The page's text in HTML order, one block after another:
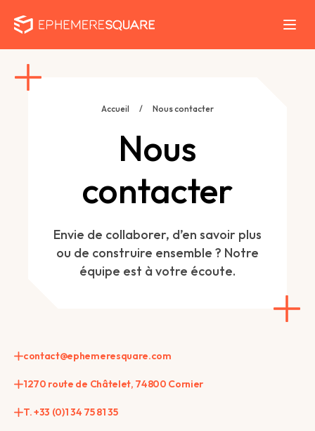
Accueil / Nous contacter
Nous
contacter
Envie de collaborer, d’en savoir plus
ou de construire ensemble ? Notre
équipe est à votre écoute.
contact@ephemeresquare.com
1270 route de Châtelet, 74800 Cornier
T. +33 (0)1 34 75 81 35